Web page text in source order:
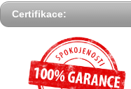
Certifikace: